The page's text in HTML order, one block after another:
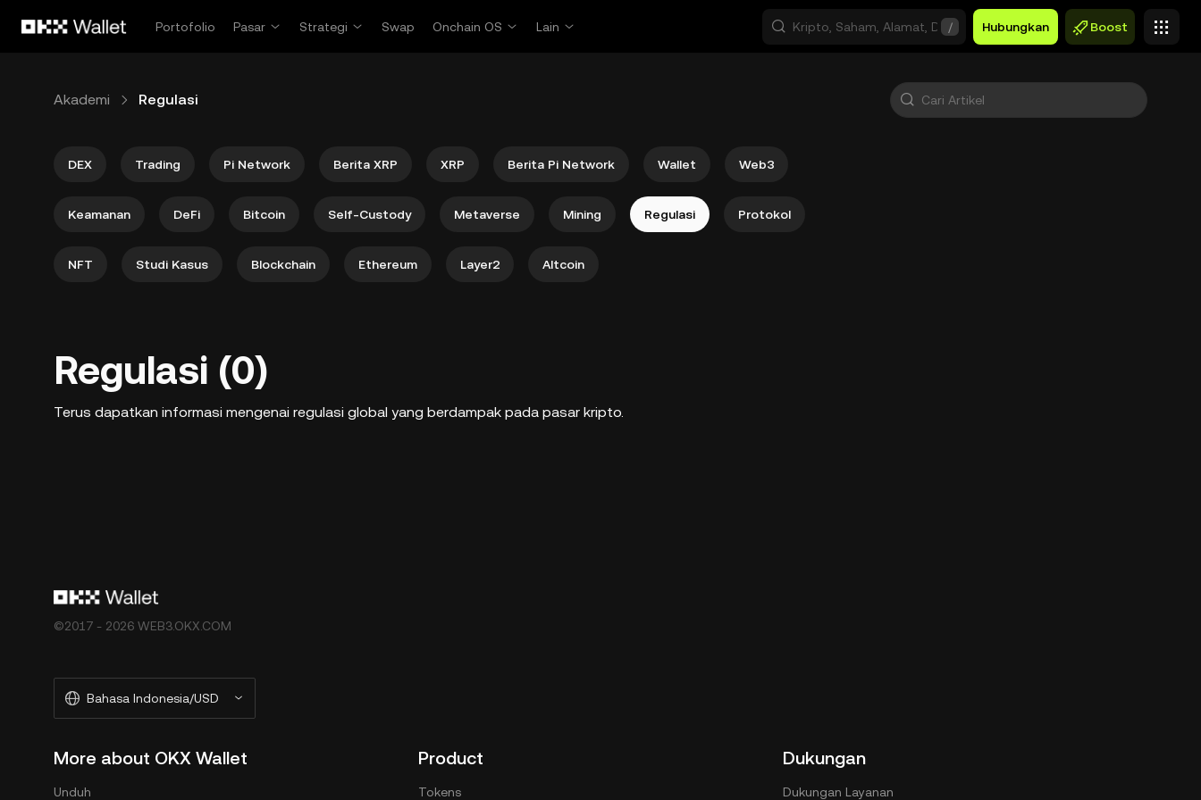
Portofolio
Pasar Strategi Swap Onchain OS Lain / Hubungkan Boost
Akademi Regulasi
DEX Trading Pi Network Berita XRP XRP Berita Pi Network Wallet Web3
Keamanan DeFi Bitcoin Self-Custody Metaverse Mining Regulasi Protokol
NFT Studi Kasus Blockchain Ethereum Layer2 Altcoin
Regulasi (0)
Terus dapatkan informasi mengenai regulasi global yang berdampak pada pasar kripto.
©2017 - 2026 WEB3.OKX.COM
Bahasa Indonesia/USD
More about OKX Wallet
Unduh
Product
Tokens
Dukungan
Dukungan Layanan